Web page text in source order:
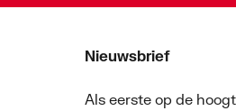
Nieuwsbrief
Als eerste op de